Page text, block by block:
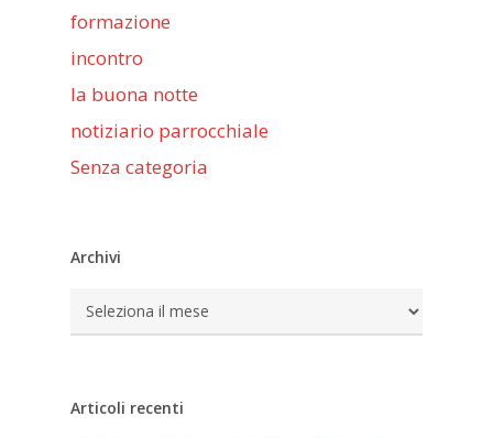
formazione
incontro
la buona notte
notiziario parrocchiale
Senza categoria
Archivi
Archivi
Articoli recenti